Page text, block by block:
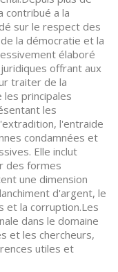
contribué a la
sur le respect des
la démocratie et la
élaboré
offrant aux
traiter de la
les principales
les
l'entraide
condamnées et
Elle inclut
des formes
une dimension
d'argent, le
et la corruption.Les
dans le domaine
et les chercheurs,
utiles et